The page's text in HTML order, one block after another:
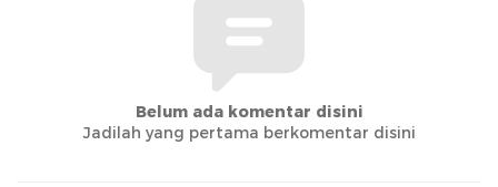
Belum ada komentar disini
Jadilah yang pertama berkomentar disini